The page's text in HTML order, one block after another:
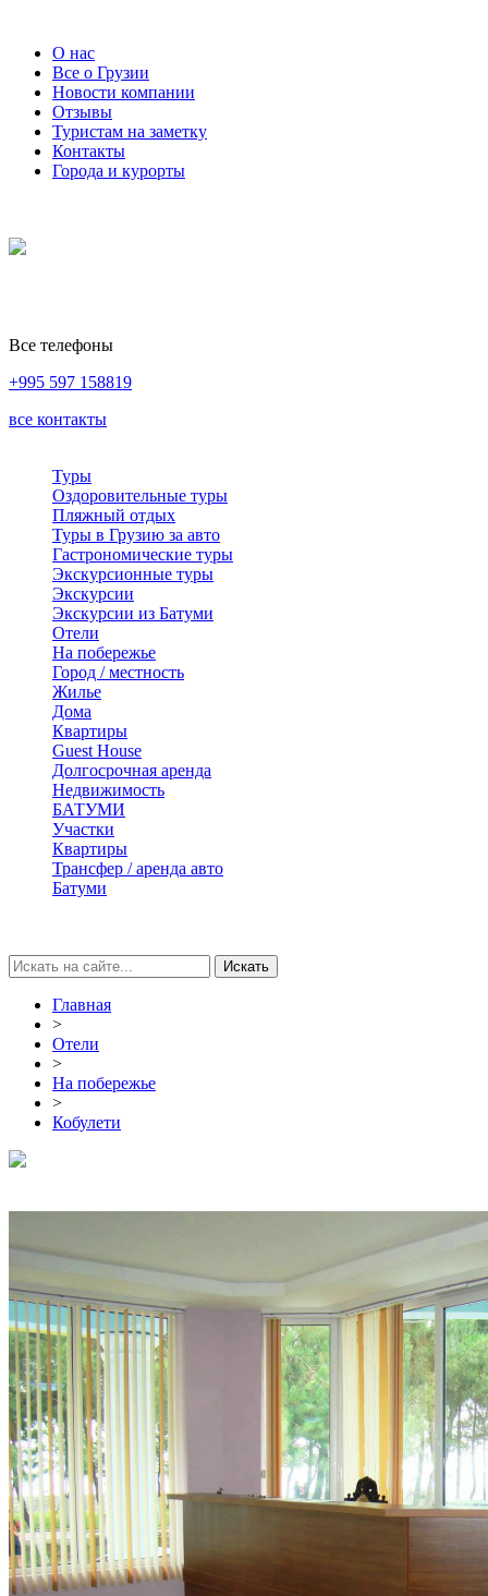
О нас
Все о Грузии
Новости компании
Отзывы
Туристам на заметку
Контакты
Города и курорты
Все телефоны
+995 597 158819
все контакты
Туры
Оздоровительные туры
Пляжный отдых
Туры в Грузию за авто
Гастрономические туры
Экскурсионные туры
Экскурсии
Экскурсии из Батуми
Отели
На побережье
Город / местность
Жилье
Дома
Квартиры
Guest House
Долгосрочная аренда
Недвижимость
БАТУМИ
Участки
Квартиры
Трансфер / аренда авто
Батуми
Главная
>
Отели
>
На побережье
>
Кобулети